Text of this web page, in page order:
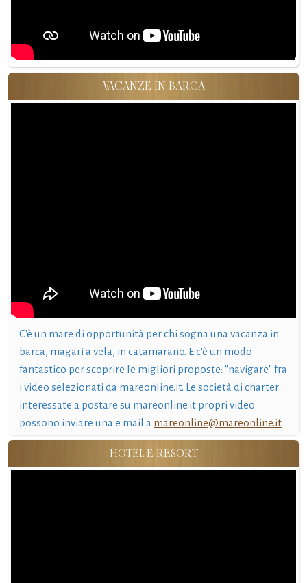
VACANZE IN BARCA
C'è un mare di opportunità per chi sogna una vacanza in
barca, magari a vela, in catamarano. E c'è un modo
fantastico per scoprire le migliori proposte: "navigare" fra
i video selezionati da mareonline.it. Le società di charter
interessate a postare su mareonline.it propri video
possono inviare una e mail a mareonline@mareonline.it
HOTEL E RESORT